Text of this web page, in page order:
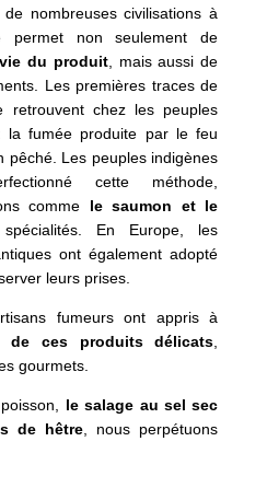
nombreuses civilisations à
permet non seulement de
du produit, mais aussi de
Les premières traces de
retrouvent chez les peuples
la fumée produite par le feu
pêché. Les peuples indigènes
cette méthode,
comme le saumon et le
En Europe, les
ont également adopté
leurs prises.
fumeurs ont appris à
de ces produits délicats,
gourmets.
le salage au sel sec
de hêtre, nous perpétuons